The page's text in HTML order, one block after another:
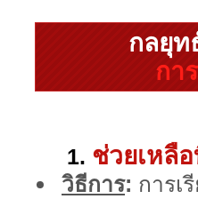
กลยุท
กา
1. ช่วยเหลื
วิธีการ: การเ